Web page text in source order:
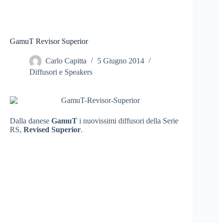
GamuT Revisor Superior
Carlo Capitta
5 Giugno 2014
Diffusori e Speakers
Dalla danese GamuT i nuovissimi diffusori della Serie
RS, Revised Superior.